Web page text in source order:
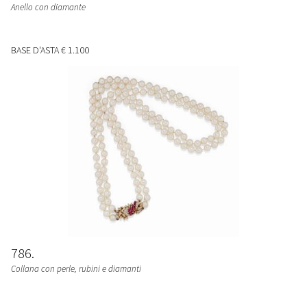
Anello con diamante
BASE D'ASTA€ 1.100
786
Collana con perle, rubini e diamanti